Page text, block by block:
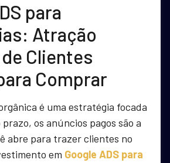
para
Atração
Clientes
Comprar
é uma estratégia focada
os anúncios pagos são a
abre para trazer clientes no
em Google ADS para